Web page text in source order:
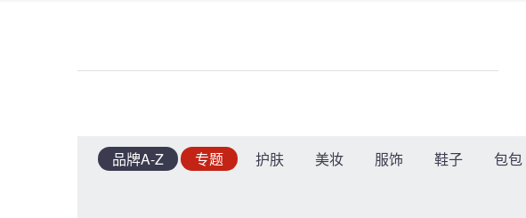
品牌A-Z 专题 护肤 美妆 服饰 鞋子 包包